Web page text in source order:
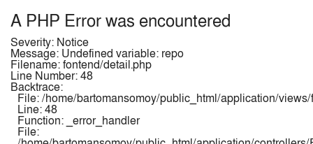
A PHP Error was encountered
Severity: Notice
Message: Undefined variable: repo
Filename: fontend/detail.php
Line Number: 48
Backtrace:
File: /home/bartomansomoy/public_html/application/
Line: 48
Function: _error_handler
File: